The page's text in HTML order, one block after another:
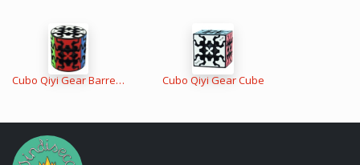
Cubo Qiyi Gear Barrell 3x3 Cubo Qiyi Gear Cube